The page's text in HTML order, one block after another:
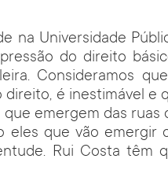
na Universidade
do direito
Consideramos
é inestimável e
que emergem das
eles que vão emergir
Rui Costa têm